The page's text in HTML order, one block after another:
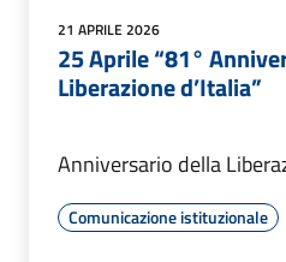
21 APRILE 2026
25 Aprile “81°
Liberazione d’Italia”
Anniversario della
Comunicazione istituzionale